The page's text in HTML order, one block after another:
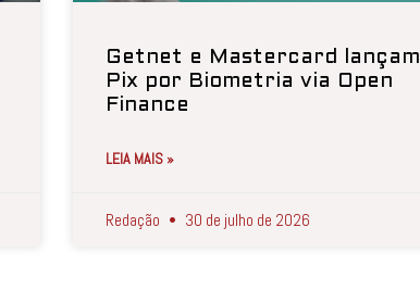
Getnet e Mastercard lançam
Pix por Biometria via Open
Finance
LEIA MAIS »
Redação 30 de julho de 2026